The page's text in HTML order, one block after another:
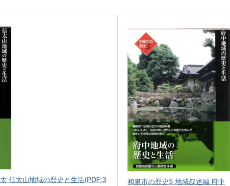
信太山地域の歴史と生活(PDF:3
和泉市の歴史5 地域叙述編 府中